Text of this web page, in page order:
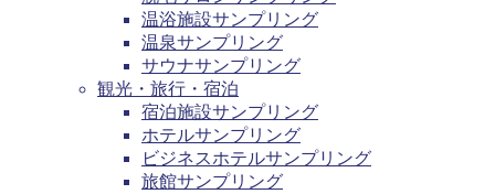
温浴施設サンプリング
温泉サンプリング
サウナサンプリング
観光・旅行・宿泊
宿泊施設サンプリング
ホテルサンプリング
ビジネスホテルサンプリング
旅館サンプリング